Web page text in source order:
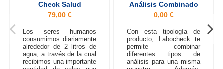
Check Salud
79,00 €
Los seres humanos
consumimos diariamente
alrededor de 2 litros de
agua, a través de la cual
recibimos una importante
Análisis Combinado
0,00 €
Con esta tipología de
producto, Labocheck te
permite combinar
diferentes tipos de
análisis para una misma